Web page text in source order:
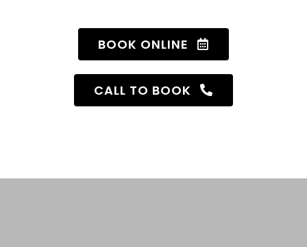
BOOK ONLINE
CALL TO BOOK